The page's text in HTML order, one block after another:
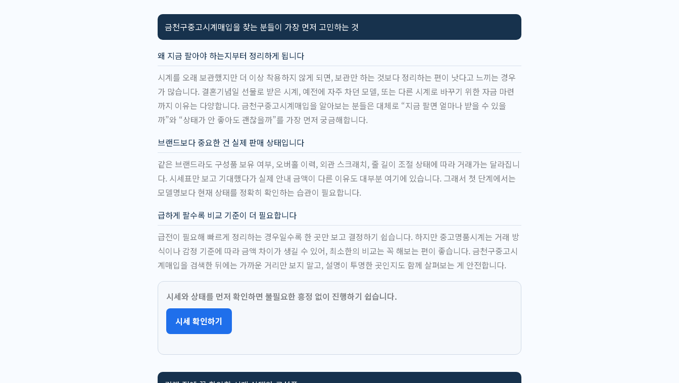
금천구중고시계매입을 찾는 분들이 가장 먼저 고민하는 것
왜 지금 팔아야 하는지부터 정리하게 됩니다
시계를 오래 보관했지만 더 이상 착용하지 않게 되면, 보관만 하는 것보다 정리하는 편이 낫다고 느끼는 경우
가 많습니다. 결혼기념일 선물로 받은 시계, 예전에 자주 차던 모델, 또는 다른 시계로 바꾸기 위한 자금 마련
까지 이유는 다양합니다. 금천구중고시계매입을 알아보는 분들은 대체로 “지금 팔면 얼마나 받을 수 있을
까”와 “상태가 안 좋아도 괜찮을까”를 가장 먼저 궁금해합니다.
브랜드보다 중요한 건 실제 판매 상태입니다
같은 브랜드라도 구성품 보유 여부, 오버홀 이력, 외관 스크래치, 줄 길이 조절 상태에 따라 거래가는 달라집니
다. 시세표만 보고 기대했다가 실제 안내 금액이 다른 이유도 대부분 여기에 있습니다. 그래서 첫 단계에서는
모델명보다 현재 상태를 정확히 확인하는 습관이 필요합니다.
급하게 팔수록 비교 기준이 더 필요합니다
급전이 필요해 빠르게 정리하는 경우일수록 한 곳만 보고 결정하기 쉽습니다. 하지만 중고명품시계는 거래 방
식이나 감정 기준에 따라 금액 차이가 생길 수 있어, 최소한의 비교는 꼭 해보는 편이 좋습니다. 금천구중고시
계매입을 검색한 뒤에는 가까운 거리만 보지 말고, 설명이 투명한 곳인지도 함께 살펴보는 게 안전합니다.
시세와 상태를 먼저 확인하면 불필요한 흥정 없이 진행하기 쉽습니다.
시세 확인하기